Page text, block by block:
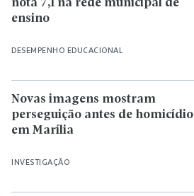
DESEMPENHO EDUCACIONAL
nota 7,1 na rede municipal de
ensino
INVESTIGAÇÃO
Novas imagens mostram
perseguição antes de homicídio
em Marília